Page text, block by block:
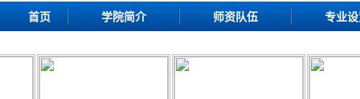
首页 学院简介 师资队伍 专业设